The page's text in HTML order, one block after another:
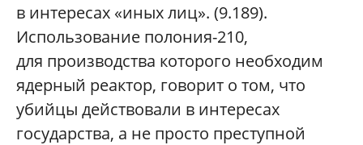
в интересах «иных лиц». (9.189).
Использование полония-210,
для производства которого необходим
ядерный реактор, говорит о том, что
убийцы действовали в интересах
государства, а не просто преступной